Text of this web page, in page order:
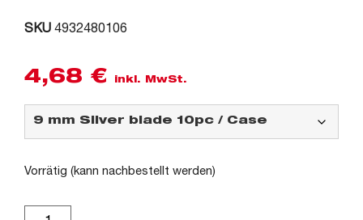
SKU 4932480106
4,68 € inkl. MwSt.
Vorrätig (kann nachbestellt werden)